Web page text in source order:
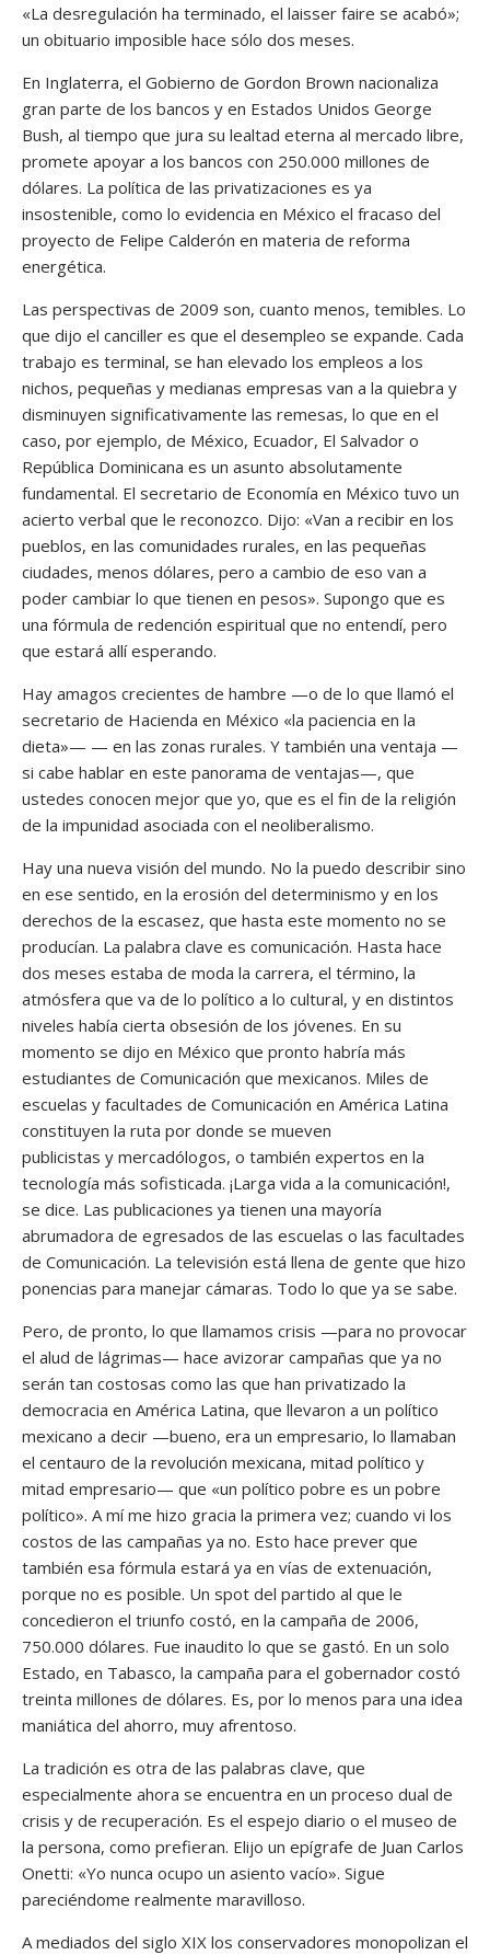
«La desregulación ha terminado, el laisser faire se acabó»;
un obituario imposible hace sólo dos meses.
En Inglaterra, el Gobierno de Gordon Brown nacionaliza
gran parte de los bancos y en Estados Unidos George
Bush, al tiempo que jura su lealtad eterna al mercado libre,
promete apoyar a los bancos con 250.000 millones de
dólares. La política de las privatizaciones es ya
insostenible, como lo evidencia en México el fracaso del
proyecto de Felipe Calderón en materia de reforma
energética.
Las perspectivas de 2009 son, cuanto menos, temibles. Lo
que dijo el canciller es que el desempleo se expande. Cada
trabajo es terminal, se han elevado los empleos a los
nichos, pequeñas y medianas empresas van a la quiebra y
disminuyen significativamente las remesas, lo que en el
caso, por ejemplo, de México, Ecuador, El Salvador o
República Dominicana es un asunto absolutamente
fundamental. El secretario de Economía en México tuvo un
acierto verbal que le reconozco. Dijo: «Van a recibir en los
pueblos, en las comunidades rurales, en las pequeñas
ciudades, menos dólares, pero a cambio de eso van a
poder cambiar lo que tienen en pesos». Supongo que es
una fórmula de redención espiritual que no entendí, pero
que estará allí esperando.
Hay amagos crecientes de hambre —o de lo que llamó el
secretario de Hacienda en México «la paciencia en la
dieta»— — en las zonas rurales. Y también una ventaja —
si cabe hablar en este panorama de ventajas—, que
ustedes conocen mejor que yo, que es el fin de la religión
de la impunidad asociada con el neoliberalismo.
Hay una nueva visión del mundo. No la puedo describir sino
en ese sentido, en la erosión del determinismo y en los
derechos de la escasez, que hasta este momento no se
producían. La palabra clave es comunicación. Hasta hace
dos meses estaba de moda la carrera, el término, la
atmósfera que va de lo político a lo cultural, y en distintos
niveles había cierta obsesión de los jóvenes. En su
momento se dijo en México que pronto habría más
estudiantes de Comunicación que mexicanos. Miles de
escuelas y facultades de Comunicación en América Latina
constituyen la ruta por donde se mueven
publicistas y mercadólogos, o también expertos en la
tecnología más sofisticada. ¡Larga vida a la comunicación!,
se dice. Las publicaciones ya tienen una mayoría
abrumadora de egresados de las escuelas o las facultades
de Comunicación. La televisión está llena de gente que hizo
ponencias para manejar cámaras. Todo lo que ya se sabe.
Pero, de pronto, lo que llamamos crisis —para no provocar
el alud de lágrimas— hace avizorar campañas que ya no
serán tan costosas como las que han privatizado la
democracia en América Latina, que llevaron a un político
mexicano a decir —bueno, era un empresario, lo llamaban
el centauro de la revolución mexicana, mitad político y
mitad empresario— que «un político pobre es un pobre
político». A mí me hizo gracia la primera vez; cuando vi los
costos de las campañas ya no. Esto hace prever que
también esa fórmula estará ya en vías de extenuación,
porque no es posible. Un spot del partido al que le
concedieron el triunfo costó, en la campaña de 2006,
750.000 dólares. Fue inaudito lo que se gastó. En un solo
Estado, en Tabasco, la campaña para el gobernador costó
treinta millones de dólares. Es, por lo menos para una idea
maniática del ahorro, muy afrentoso.
La tradición es otra de las palabras clave, que
especialmente ahora se encuentra en un proceso dual de
crisis y de recuperación. Es el espejo diario o el museo de
la persona, como prefieran. Elijo un epígrafe de Juan Carlos
Onetti: «Yo nunca ocupo un asiento vacío». Sigue
pareciéndome realmente maravilloso.
A mediados del siglo XIX los conservadores monopolizan el